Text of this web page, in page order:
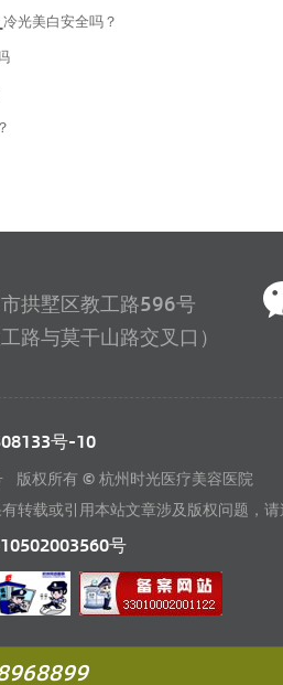
光美白安全吗？
拱墅区教工路596号
路与莫干山路交叉口）
号-10
版权所有 © 杭州时光医疗美容医院
转载或引用本站文章涉及版权问题，
号